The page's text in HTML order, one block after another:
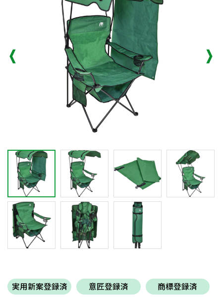
実用新案登録済 意匠登録済 商標登録済